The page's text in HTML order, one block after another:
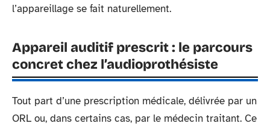
l’appareillage se fait naturellement.
Appareil auditif prescrit : le parcours
concret chez l’audioprothésiste
Tout part d’une prescription médicale, délivrée par un
ORL ou, dans certains cas, par le médecin traitant. Ce